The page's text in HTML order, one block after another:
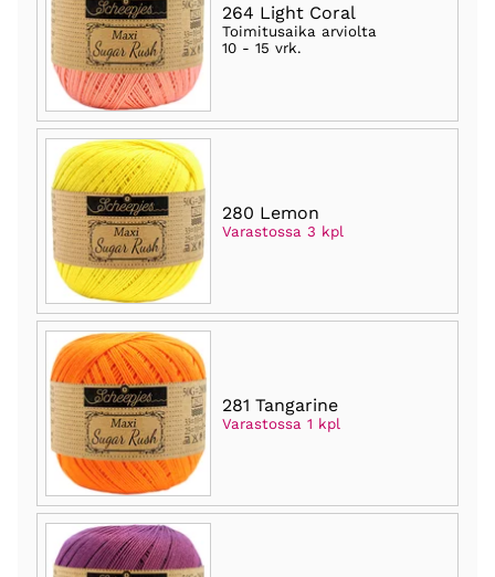
264 Light Coral
Toimitusaika arviolta
10 - 15 vrk.
280 Lemon
Varastossa 3 kpl
281 Tangarine
Varastossa 1 kpl